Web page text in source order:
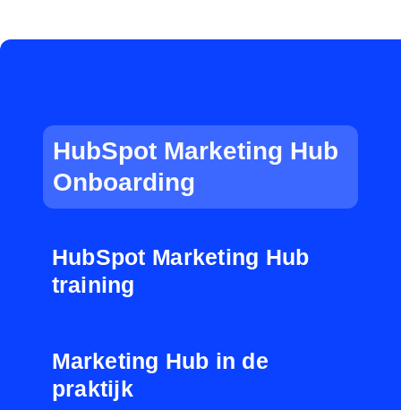
HubSpot Marketing Hub
Onboarding
HubSpot Marketing Hub
training
Marketing Hub in de
praktijk